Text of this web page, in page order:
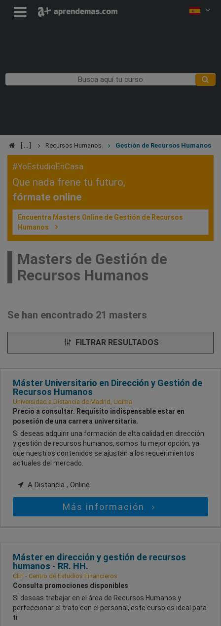
Recursos Humanos Gestión de Recursos Humanos
#YoEstudioEnCasa
Que nada frene tu futuro,
fórmate online
Encuentra Masters Online de Gestión de Recursos
Humanos
Masters de Gestión de
Recursos Humanos
Se han encontrado 21 masters
FILTRAR RESULTADOS
Máster Universitario en Dirección y Gestión de
Recursos Humanos
Universidad a Distancia de Madrid, Udima
Precio a consultar. Requisito indispensable estar en
posesión de una carrera universitaria.
Si deseas adquirir una formación de alta calidad en dirección
y gestión de recursos humanos, somos tu mejor opción, ya
que nuestros contenidos se ajustan a los requerimientos
actuales del mercado.
A Distancia , Online
Más información
Máster en dirección y gestión de recursos
humanos - RR. HH.
CEF - Centro de Estudios Financieros
Consulta promociones disponibles
Si deseas trabajar en el área de Recursos Humanos y
perfeccionar el trato con el personal, este curso es ideal para
ti.